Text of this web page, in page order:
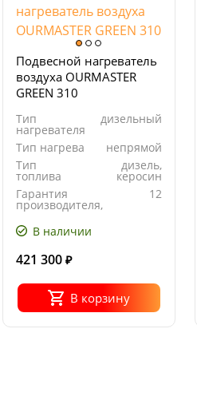
Подвесной нагреватель
воздуха OURMASTER
GREEN 310
Тип
нагревателя
дизельный
Тип нагрева
непрямой
Тип
топлива
дизель,
керосин
Гарантия
производителя,
мес
12
В наличии
421 300 ₽
В корзину